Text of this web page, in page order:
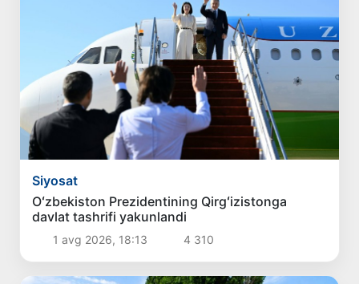
Siyosat
Oʻzbekiston Prezidentining Qirgʻizistonga
davlat tashrifi yakunlandi
1 avg 2026, 18:13 4 310